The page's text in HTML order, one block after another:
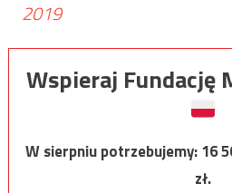
2019
Wspieraj Fundację
W sierpniu potrzebujemy:16
zł.